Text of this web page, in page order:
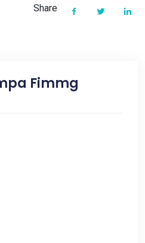
Share
Fimmg